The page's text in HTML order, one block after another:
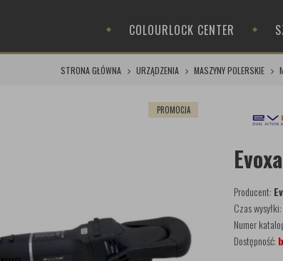
COLOURLOCK CENTER
STRONA GŁÓWNA URZĄDZENIA MASZYNY POLERSKIE
PROMOCJA
Producent:
Czas wysyłki:
Numer
Dostępność: